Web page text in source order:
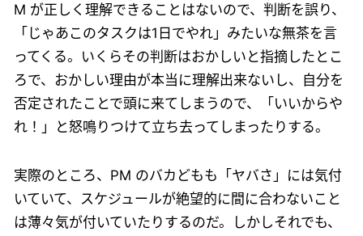
M が正しく理解できることはないので、判断を誤り、
「じゃあこのタスクは1日でやれ」みたいな無茶を言
ってくる。いくらその判断はおかしいと指摘したとこ
ろで、おかしい理由が本当に理解出来ないし、自分を
否定されたことで頭に来てしまうので、「いいからや
れ！」と怒鳴りつけて立ち去ってしまったりする。
実際のところ、PM のバカどもも「ヤバさ」には気付
いていて、スケジュールが絶望的に間に合わないこと
は薄々気が付いていたりするのだ。しかしそれでも、